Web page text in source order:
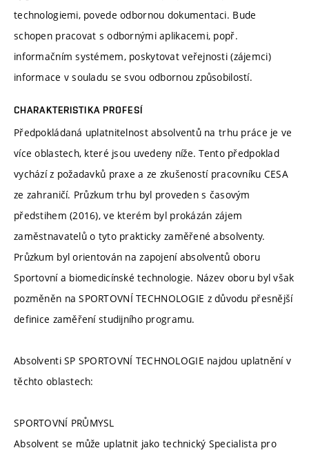
technologiemi, povede odbornou dokumentaci. Bude
schopen pracovat s odbornými aplikacemi, popř.
informačním systémem, poskytovat veřejnosti (zájemci)
informace v souladu se svou odbornou způsobilostí.
CHARAKTERISTIKA PROFESÍ
Předpokládaná uplatnitelnost absolventů na trhu práce je ve
více oblastech, které jsou uvedeny níže. Tento předpoklad
vychází z požadavků praxe a ze zkušeností pracovníku CESA
ze zahraničí. Průzkum trhu byl proveden s časovým
předstihem (2016), ve kterém byl prokázán zájem
zaměstnavatelů o tyto prakticky zaměřené absolventy.
Průzkum byl orientován na zapojení absolventů oboru
Sportovní a biomedicínské technologie. Název oboru byl však
pozměněn na SPORTOVNÍ TECHNOLOGIE z důvodu přesnější
definice zaměření studijního programu.
Absolventi SP SPORTOVNÍ TECHNOLOGIE najdou uplatnění v
těchto oblastech:
SPORTOVNÍ PRŮMYSL
Absolvent se může uplatnit jako technický Specialista pro